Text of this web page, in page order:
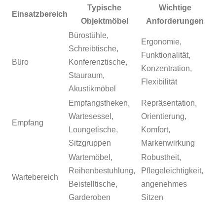
Einsatzbereich
Typische
Objektmöbel
Wichtige
Anforderungen
Büro
Bürostühle,
Schreibtische,
Konferenztische,
Stauraum,
Akustikmöbel
Ergonomie,
Funktionalität,
Konzentration,
Flexibilität
Empfang
Empfangstheken,
Wartesessel,
Loungetische,
Sitzgruppen
Repräsentation,
Orientierung,
Komfort,
Markenwirkung
Wartebereich
Wartemöbel,
Reihenbestuhlung,
Beistelltische,
Garderoben
Robustheit,
Pflegeleichtigkeit,
angenehmes
Sitzen